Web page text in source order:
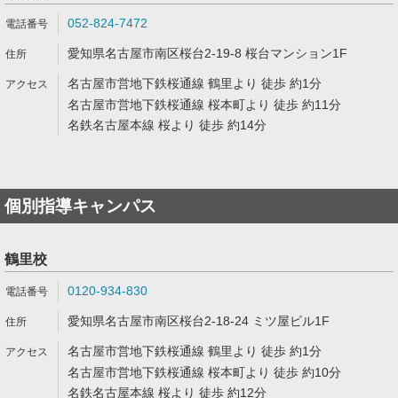
052-824-7472
愛知県名古屋市南区桜台2-19-8 桜台マンション1F
名古屋市営地下鉄桜通線 鶴里より 徒歩 約1分
名古屋市営地下鉄桜通線 桜本町より 徒歩 約11分
名鉄名古屋本線 桜より 徒歩 約14分
個別指導キャンパス
鶴里校
0120-934-830
愛知県名古屋市南区桜台2-18-24 ミツ屋ビル1F
名古屋市営地下鉄桜通線 鶴里より 徒歩 約1分
名古屋市営地下鉄桜通線 桜本町より 徒歩 約10分
名鉄名古屋本線 桜より 徒歩 約12分